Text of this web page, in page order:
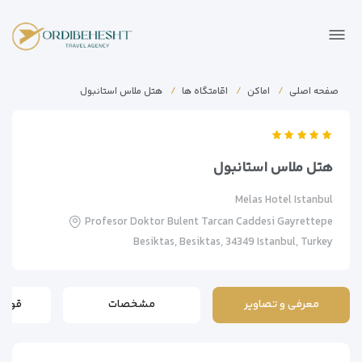
صفحه اصلی اماکن اقامتگاه ها هتل ملاس استانبول
هتل ملاس استانبول
Melas Hotel Istanbul
Profesor Doktor Bulent Tarcan Caddesi Gayrettepe
Besiktas, Besiktas, 34349 Istanbul, Turkey
معرفی و تصاویر مشخصات